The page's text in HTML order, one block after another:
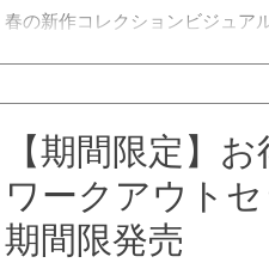
春の新作コレクションビジュア
【期間限定】お
ワークアウトセ
期間限発売